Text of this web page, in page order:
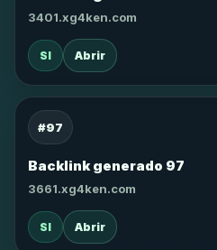
3401.xg4ken.com
SI Abrir
#97
Backlink generado 97
3661.xg4ken.com
SI Abrir